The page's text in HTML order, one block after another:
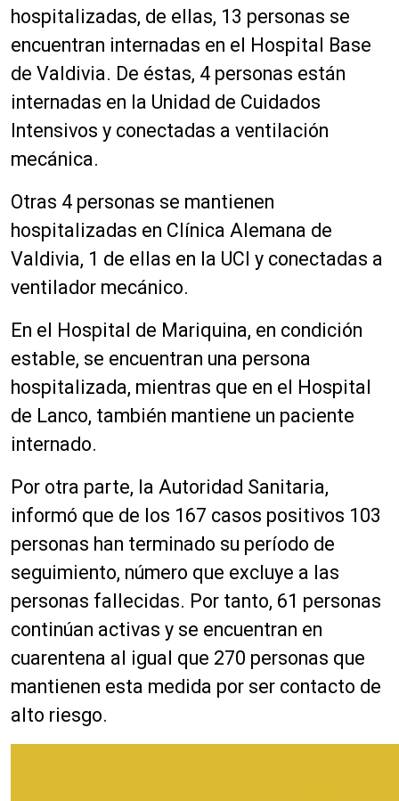
hospitalizadas, de ellas, 13 personas se
encuentran internadas en el Hospital Base
de Valdivia. De éstas, 4 personas están
internadas en la Unidad de Cuidados
Intensivos y conectadas a ventilación
mecánica.
Otras 4 personas se mantienen
hospitalizadas en Clínica Alemana de
Valdivia, 1 de ellas en la UCI y conectadas a
ventilador mecánico.
En el Hospital de Mariquina, en condición
estable, se encuentran una persona
hospitalizada, mientras que en el Hospital
de Lanco, también mantiene un paciente
internado.
Por otra parte, la Autoridad Sanitaria,
informó que de los 167 casos positivos 103
personas han terminado su período de
seguimiento, número que excluye a las
personas fallecidas. Por tanto, 61 personas
continúan activas y se encuentran en
cuarentena al igual que 270 personas que
mantienen esta medida por ser contacto de
alto riesgo.